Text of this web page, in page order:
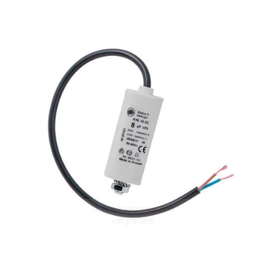
Doppelt antippen zum
vergrößern